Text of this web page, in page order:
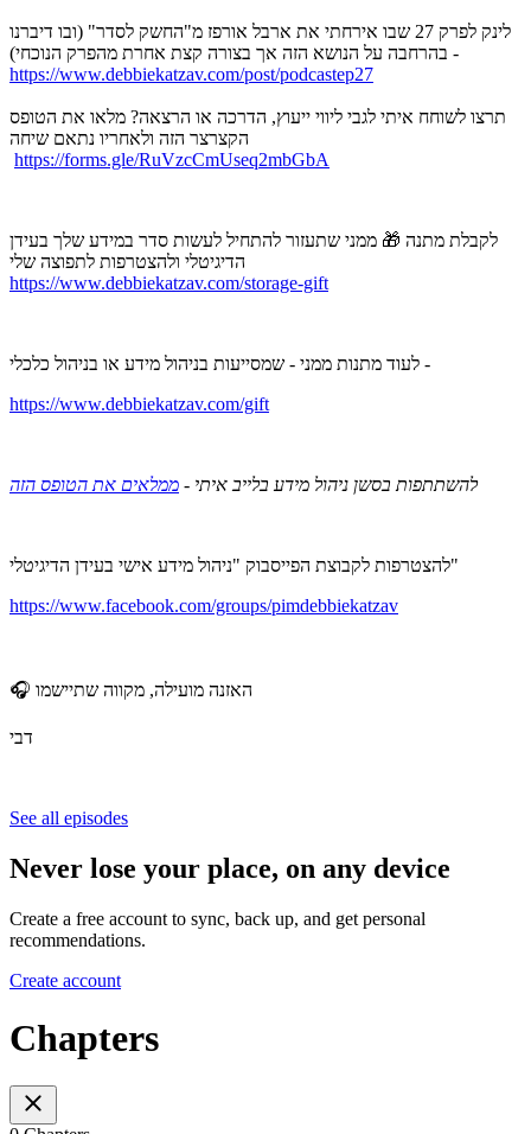
לינק לפרק 27 שבו אירחתי את ארבל אורפז מ"החשק לסדר" (ובו דיברנו
בהרחבה על הנושא הזה אך בצורה קצת אחרת מהפרק הנוכחי) -
https://www.debbiekatzav.com/post/podcastep27
תרצו לשוחח איתי לגבי ליווי ייעוץ, הדרכה או הרצאה? מלאו את הטופס
הקצרצר הזה ולאחריו נתאם שיחה
https://forms.gle/RuVzcCmUseq2mbGbA
לקבלת מתנה 🎁 ממני שתעזור להתחיל לעשות סדר במידע שלך בעידן
הדיגיטלי ולהצטרפות לתפוצה שלי
https://www.debbiekatzav.com/storage-gift
לעוד מתנות ממני - שמסייעות בניהול מידע או בניהול כלכלי -
https://www.debbiekatzav.com/gift
להשתתפות בסשן ניהול מידע בלייב איתי - ממלאים את הטופס הזה
להצטרפות לקבוצת הפייסבוק "ניהול מידע אישי בעידן הדיגיטלי"
https://www.facebook.com/groups/pimdebbiekatzav
🎧 האזנה מועילה, מקווה שתיישמו
דבי
See all episodes
Never lose your place, on any device
Create a free account to sync, back up, and get personal
recommendations.
Create account
Chapters